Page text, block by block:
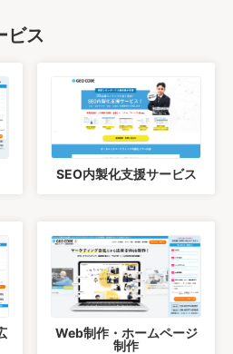
ビス
SEO内製化支援サービス
Web制作・ホームページ
制作